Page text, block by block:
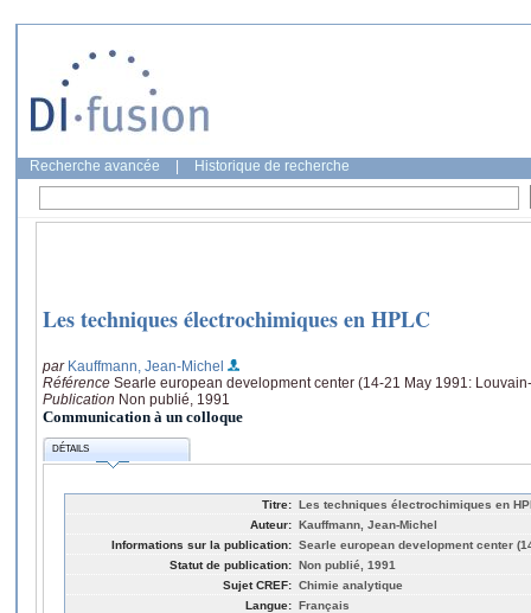
Recherche avancée Historique de recherche
Les techniques électrochimiques en HPLC
par Kauffmann, Jean-Michel
Référence Searle european development center (14-21 May 1991:
Publication Non publié, 1991
Communication à un colloque
DÉTAILS
Titre: Les techniques électrochimiques en
Auteur: Kauffmann, Jean-Michel
Informations sur la publication: Searle european development center
Statut de publication: Non publié, 1991
Sujet CREF: Chimie analytique
Langue: Français